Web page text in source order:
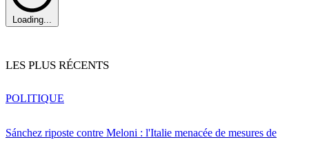
Loading...
LES PLUS RÉCENTS
Sánchez riposte contre Meloni : l'Italie menacée de mesures de
POLITIQUE